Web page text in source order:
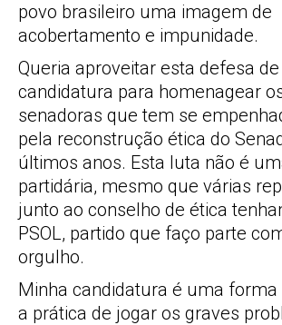
povo brasileiro uma imagem de
acobertamento e impunidade.
Queria aproveitar esta defesa
candidatura para homenagear
senadoras que tem se
pela reconstrução ética do
últimos anos. Esta luta não é
partidária, mesmo que várias
junto ao conselho de ética
PSOL, partido que faço parte
orgulho.
Minha candidatura é uma forma
a prática de jogar os graves